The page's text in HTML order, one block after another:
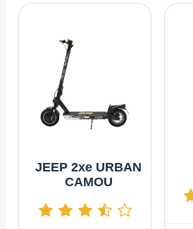
JEEP 2xe URBAN
CAMOU